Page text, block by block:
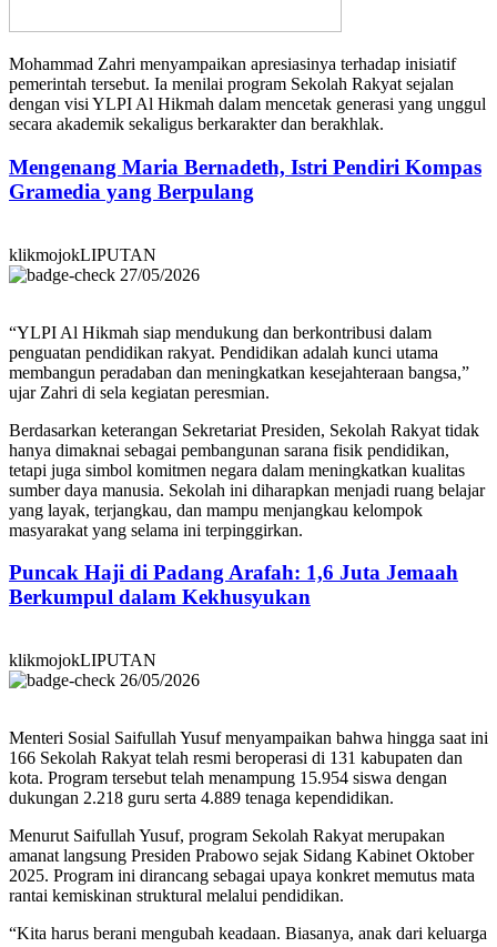
Mohammad Zahri menyampaikan apresiasinya terhadap inisiatif
pemerintah tersebut. Ia menilai program Sekolah Rakyat sejalan
dengan visi YLPI Al Hikmah dalam mencetak generasi yang unggul
secara akademik sekaligus berkarakter dan berakhlak.
Mengenang Maria Bernadeth, Istri Pendiri Kompas
Gramedia yang Berpulang
klikmojokLIPUTAN
27/05/2026
“YLPI Al Hikmah siap mendukung dan berkontribusi dalam
penguatan pendidikan rakyat. Pendidikan adalah kunci utama
membangun peradaban dan meningkatkan kesejahteraan bangsa,”
ujar Zahri di sela kegiatan peresmian.
Berdasarkan keterangan Sekretariat Presiden, Sekolah Rakyat tidak
hanya dimaknai sebagai pembangunan sarana fisik pendidikan,
tetapi juga simbol komitmen negara dalam meningkatkan kualitas
sumber daya manusia. Sekolah ini diharapkan menjadi ruang belajar
yang layak, terjangkau, dan mampu menjangkau kelompok
masyarakat yang selama ini terpinggirkan.
Puncak Haji di Padang Arafah: 1,6 Juta Jemaah
Berkumpul dalam Kekhusyukan
klikmojokLIPUTAN
26/05/2026
Menteri Sosial Saifullah Yusuf menyampaikan bahwa hingga saat ini
166 Sekolah Rakyat telah resmi beroperasi di 131 kabupaten dan
kota. Program tersebut telah menampung 15.954 siswa dengan
dukungan 2.218 guru serta 4.889 tenaga kependidikan.
Menurut Saifullah Yusuf, program Sekolah Rakyat merupakan
amanat langsung Presiden Prabowo sejak Sidang Kabinet Oktober
2025. Program ini dirancang sebagai upaya konkret memutus mata
rantai kemiskinan struktural melalui pendidikan.
“Kita harus berani mengubah keadaan. Biasanya, anak dari keluarga